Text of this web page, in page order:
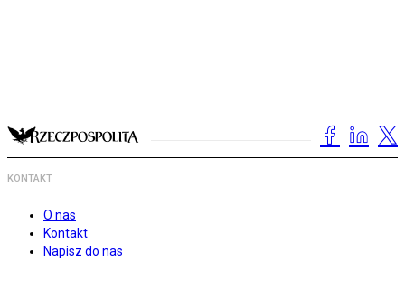
KONTAKT
O nas
Kontakt
Napisz do nas